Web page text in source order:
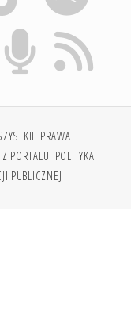
PRAWA
PORTALU POLITYKA
PUBLICZNEJ